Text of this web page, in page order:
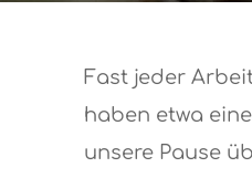
Fast jeder
haben etwa
unsere Pause